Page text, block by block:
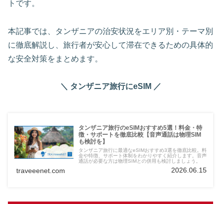
トです。
本記事では、タンザニアの治安状況をエリア別・テーマ別
に徹底解説し、旅行者が安心して滞在できるための具体的
な安全対策をまとめます。
＼ タンザニア旅行にeSIM ／
タンザニア旅行のeSIMおすすめ5選！料金・特
徴・サポートを徹底比較【音声通話は物理SIM
も検討を】
タンザニア旅行に最適なeSIMおすすめ3選を徹底比較。料
金や特徴、サポート体制をわかりやすく紹介します。音声
通話が必要な方は物理SIMとの併用も検討しましょう。
traveeenet.com 2026.06.15